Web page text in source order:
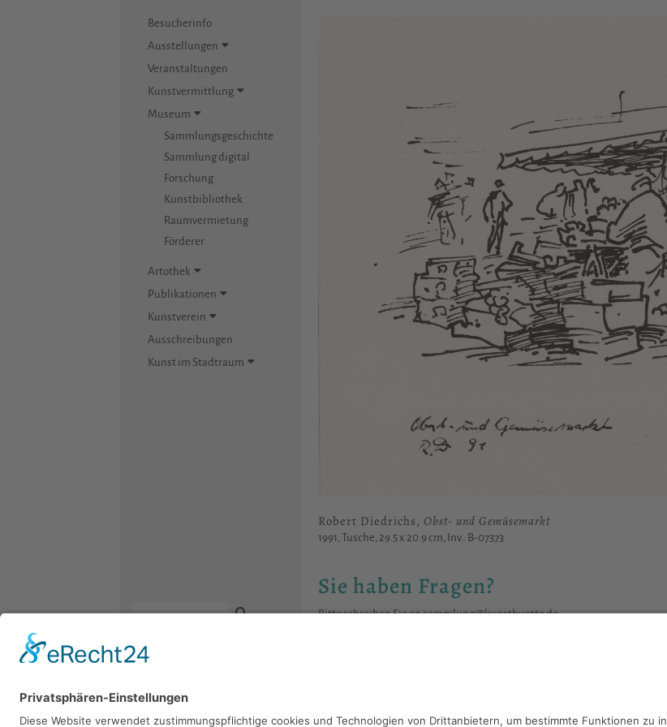
Besucherinfo
Ausstellungen
Veranstaltungen
Kunstvermittlung
Museum
Sammlungsgeschichte
Sammlung digital
Forschung
Kunstbibliothek
Raumvermietung
Förderer
Artothek
Publikationen
Kunstverein
Ausschreibungen
Kunst im Stadtraum
Kontakt
Newsletter
Impressum
Robert Diedrichs, Obst- und Gemüsemarkt
1991, Tusche, 29.5 x 20.9 cm, Inv.: B-07373
Sie haben Fragen?
Bitte schreiben Sie ansammlung@kunsthuette.de